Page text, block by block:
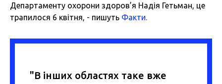
Департаменту охорони здоров’я Надія Гетьман, це
трапилося 6 квітня, - пишуть Факти.
"В інших областях таке вже